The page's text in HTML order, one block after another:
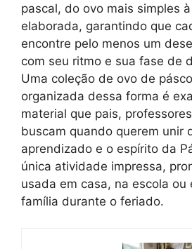
pascal, do ovo mais simples
elaborada, garantindo que
encontre pelo menos um
com seu ritmo e sua fase de
Uma coleção de ovo de
organizada dessa forma é
material que pais,
buscam quando querem unir
aprendizado e o espírito da
única atividade impressa,
usada em casa, na escola ou
família durante o feriado.